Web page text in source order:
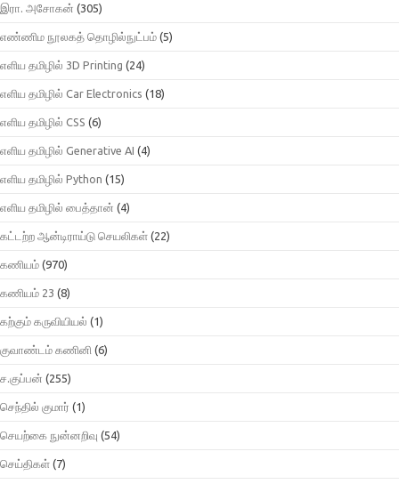
இரா. அசோகன் (305)
எண்ணிம நூலகத் தொழில்நுட்பம் (5)
எளிய தமிழில் 3D Printing (24)
எளிய தமிழில் Car Electronics (18)
எளிய தமிழில் CSS (6)
எளிய தமிழில் Generative AI (4)
எளிய தமிழில் Python (15)
எளிய தமிழில் பைத்தான் (4)
கட்டற்ற ஆன்டிராய்டு செயலிகள் (22)
கணியம் (970)
கணியம் 23 (8)
கற்கும் கருவியியல் (1)
குவாண்டம் கணினி (6)
ச.குப்பன் (255)
செந்தில் குமார் (1)
செயற்கை நுன்னறிவு (54)
செய்திகள் (7)